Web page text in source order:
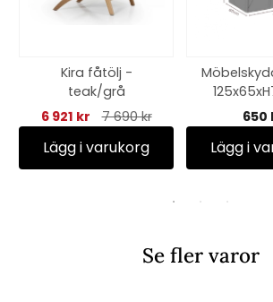
Kira fåtölj -
teak/grå
6 921 kr
7 690 kr
Lägg i varukorg
andas -
650
Lägg i
Se fler varor